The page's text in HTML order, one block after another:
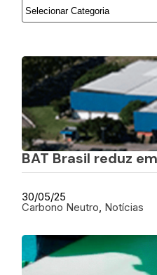
BAT Brasil reduz
30/05/25
Carbono Neutro, Notícias